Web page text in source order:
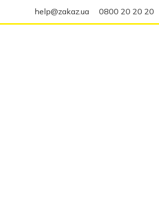
help@zakaz.ua 0800 20 20 20